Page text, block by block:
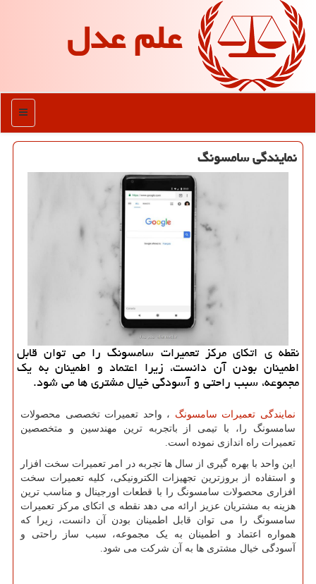
علم عدل
منو
نمایندگی سامسونگ
نقطه ی اتكای مركز تعمیرات سامسونگ را می توان قابل
اطمینان بودن آن دانست، زیرا اعتماد و اطمینان به یك
مجموعه، سبب راحتی و آسودگی خیال مشتری ها می شود.
نمایندگی تعمیرات سامسونگ ، واحد تعمیرات تخصصی محصولات
سامسونگ را، با تیمی از باتجربه ترین مهندسین و متخصصین
تعمیرات راه اندازی نموده است.
این واحد با بهره گیری از سال ها تجربه در امر تعمیرات سخت افزار
و استفاده از بروزترین تجهیزات الکترونیکی، کلیه تعمیرات سخت
افزاری محصولات سامسونگ را با قطعات اورجینال و مناسب ترین
هزینه به مشتریان عزیز ارائه می دهد نقطه ی اتکای مرکز تعمیرات
سامسونگ را می توان قابل اطمینان بودن آن دانست، زیرا که
همواره اعتماد و اطمینان به یک مجموعه، سبب ساز راحتی و
آسودگی خیال مشتری ها به آن شرکت می شود.